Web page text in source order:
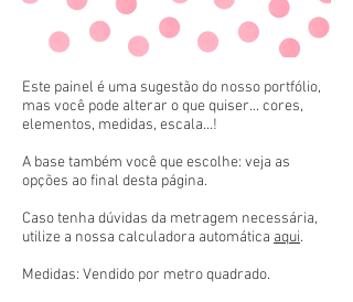
Este painel é uma sugestão do nosso portfólio,
mas você pode alterar o que quiser... cores,
elementos, medidas, escala...!
A base também você que escolhe: veja as
opções ao final desta página.
Caso tenha dúvidas da metragem necessária,
utilize a nossa calculadora automática aqui.
Medidas: Vendido por metro quadrado.